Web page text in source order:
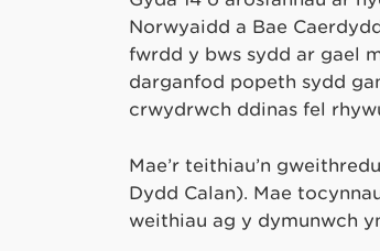
Norwyaidd a Bae
fwrdd y bws sydd ar gael
darganfod popeth sydd
crwydrwch ddinas fel
Mae’r teithiau’n
Dydd Calan). Mae
weithiau ag y dymunwch